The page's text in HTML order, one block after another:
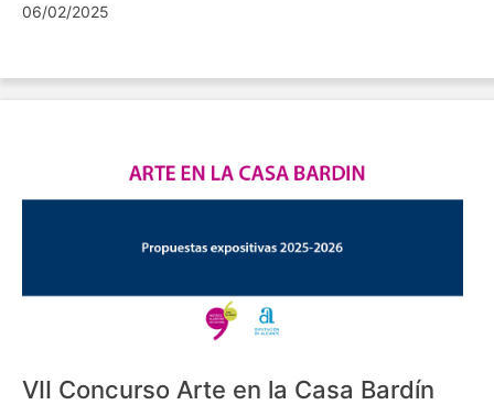
06/02/2025
VII Concurso Arte en la Casa Bardín